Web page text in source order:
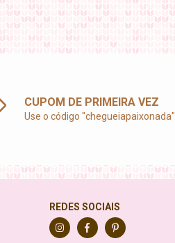
CUPOM DE PRIMEIRA VEZ
Use o código "chegueiapaixonada"
REDES SOCIAIS